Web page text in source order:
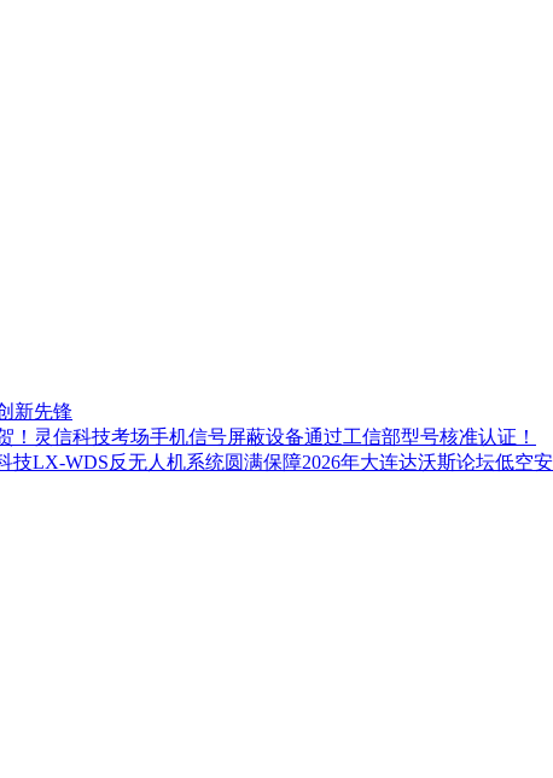
新先锋
！灵信科技考场手机信号屏蔽设备通过工信部型号核准认证！
技LX-WDS反无人机系统圆满保障2026年大连达沃斯论坛低空